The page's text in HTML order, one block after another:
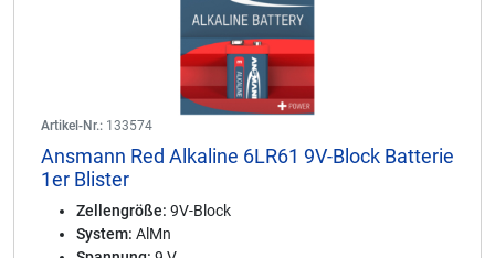
Artikel-Nr.: 133574
Ansmann Red Alkaline 6LR61 9V-Block Batterie
1er Blister
Zellengröße: 9V-Block
System: AlMn